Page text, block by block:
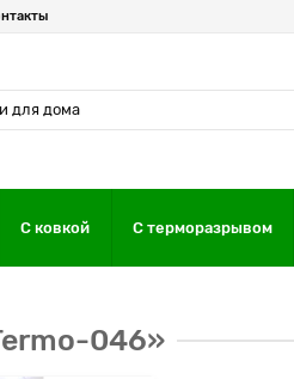
С ковкой С терморазрывом
046»